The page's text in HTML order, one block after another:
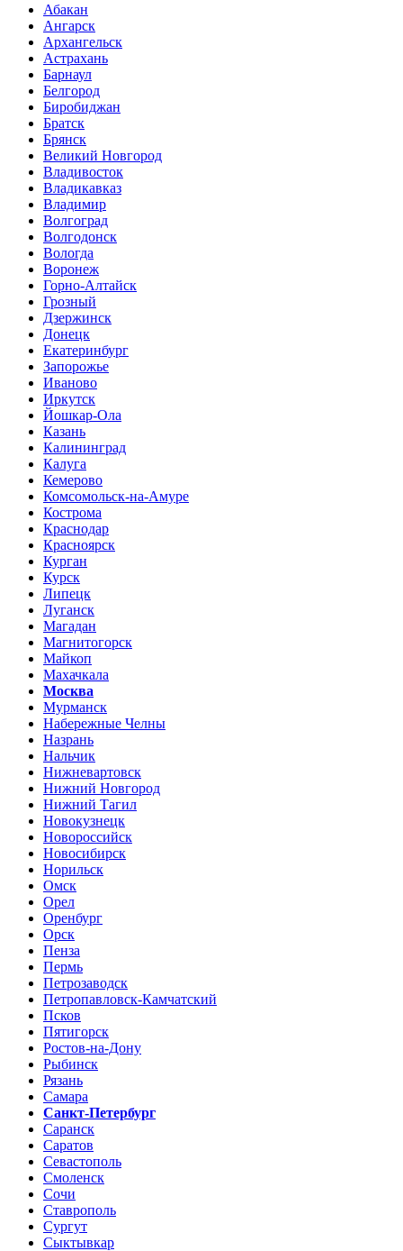
Абакан
Ангарск
Архангельск
Астрахань
Барнаул
Белгород
Биробиджан
Братск
Брянск
Великий Новгород
Владивосток
Владикавказ
Владимир
Волгоград
Волгодонск
Вологда
Воронеж
Горно-Алтайск
Грозный
Дзержинск
Донецк
Екатеринбург
Запорожье
Иваново
Иркутск
Йошкар-Ола
Казань
Калининград
Калуга
Кемерово
Комсомольск-на-Амуре
Кострома
Краснодар
Красноярск
Курган
Курск
Липецк
Луганск
Магадан
Магнитогорск
Майкоп
Махачкала
Москва
Мурманск
Набережные Челны
Назрань
Нальчик
Нижневартовск
Нижний Новгород
Нижний Тагил
Новокузнецк
Новороссийск
Новосибирск
Норильск
Омск
Орел
Оренбург
Орск
Пенза
Пермь
Петрозаводск
Петропавловск-Камчатский
Псков
Пятигорск
Ростов-на-Дону
Рыбинск
Рязань
Самара
Санкт-Петербург
Саранск
Саратов
Севастополь
Смоленск
Сочи
Ставрополь
Сургут
Сыктывкар